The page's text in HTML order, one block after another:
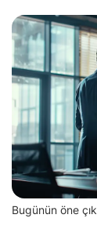
Bugünün öne